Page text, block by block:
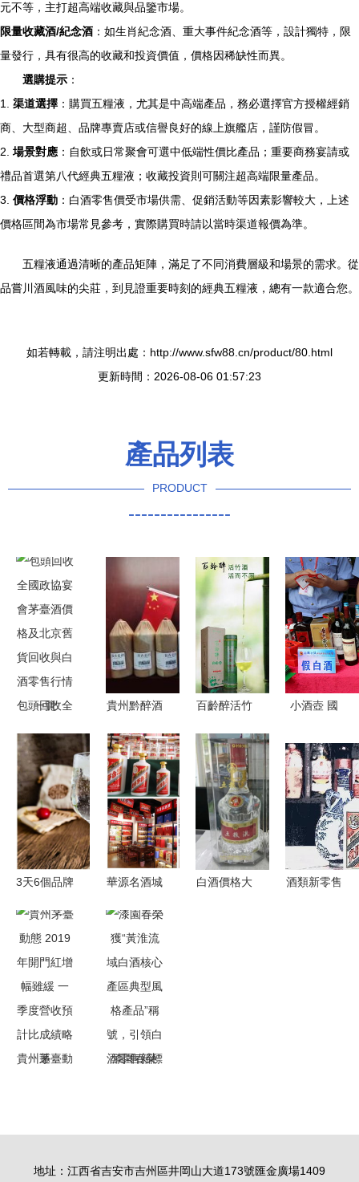
元不等，主打超高端收藏與品鑒市場。
限量收藏酒/紀念酒 ：如生肖紀念酒、重大事件紀念酒等，設計獨特，限
量發行，具有很高的收藏和投資價值，價格因稀缺性而異。
選購提示 ：
1. 渠道選擇 ：購買五糧液，尤其是中高端產品，務必選擇官方授權經銷
商、大型商超、品牌專賣店或信譽良好的線上旗艦店，謹防假冒。
2. 場景對應 ：自飲或日常聚會可選中低端性價比產品；重要商務宴請或
禮品首選第八代經典五糧液；收藏投資則可關注超高端限量產品。
3. 價格浮動 ：白酒零售價受市場供需、促銷活動等因素影響較大，上述
價格區間為市場常見參考，實際購買時請以當時渠道報價為準。
五糧液通過清晰的產品矩陣，滿足了不同消費層級和場景的需求。從
品嘗川酒風味的尖莊，到見證重要時刻的經典五糧液，總有一款適合您。
如若轉載，請注明出處：http://www.sfw88.cn/product/80.html
更新時間：2026-08-06 01:57:23
產品列表
PRODUCT
----------------
包頭回收全
茅臺酒價格
及北京舊貨
回收與白酒
零售行情一
覽
貴州黔醉酒
承，品味黔
醉佳釀
百齡醉活竹
純糧白酒全
國招商，貴
州代理共創
財富新篇章
小酒壺 國
事件頻發,
酒水零售應
該如何保障
品質
3天6個品牌
國慶中秋名
酒齊步漲，
白酒零售或
迎新高峰
華源名酒城
店泌陽店盛
裝開業，耀
世啟航引領
白酒零售新
潮流
白酒價格大
酒類新零售
貴州茅臺動
比成績略遜
漆園春榮
號，引領白
地址：江西省吉安市吉州區井岡山大道173號匯金廣場1409